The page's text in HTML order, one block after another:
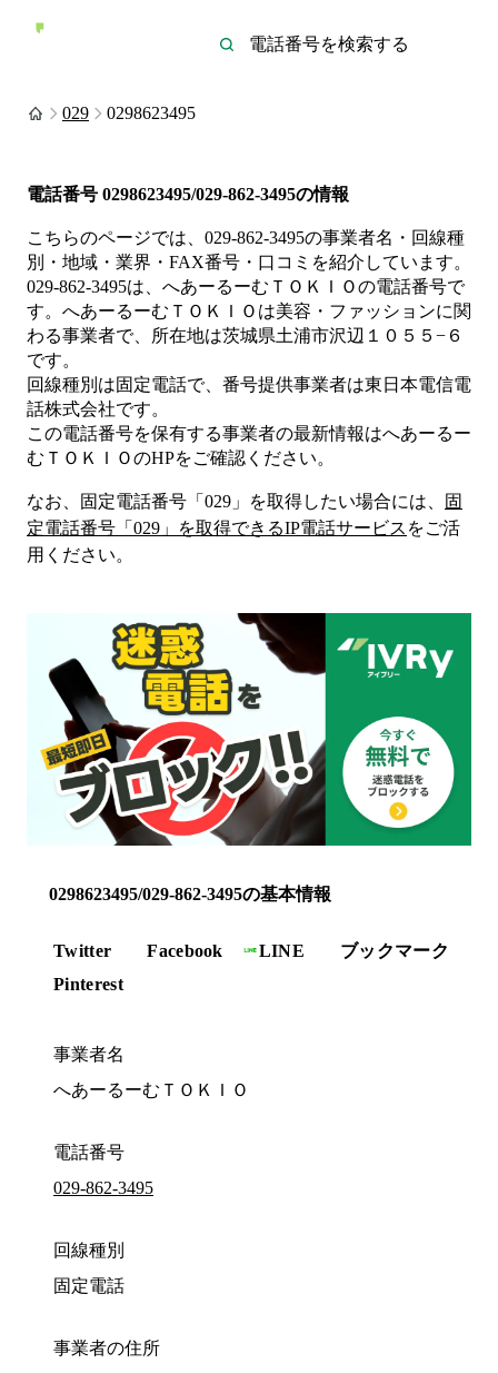
029 0298623495
電話番号 0298623495/029-862-3495の情報
こちらのページでは、 029-862-3495の事業者名・回線種
別・地域・業界・FAX番号・口コミを紹介しています。
029-862-3495は、 へあーるーむＴＯＫＩＯの電話番号で
す。 へあーるーむＴＯＫＩＯは美容・ファッションに関
わる事業者で、所在地は茨城県土浦市沢辺１０５５−６
です。
回線種別は固定電話で、番号提供事業者は東日本電信電
話株式会社です。
この電話番号を保有する事業者の最新情報はへあーるー
むＴＯＫＩＯのHPをご確認ください。
なお、固定電話番号「 029 」を取得したい場合には、
固
定電話番号「 029 」を取得できるIP電話サービス をご活
用ください。
0298623495/029-862-3495の基本情報
Twitter Facebook LINE
ブックマーク
Pinterest
事業者名
へあーるーむＴＯＫＩＯ
電話番号
029-862-3495
回線種別
固定電話
事業者の住所